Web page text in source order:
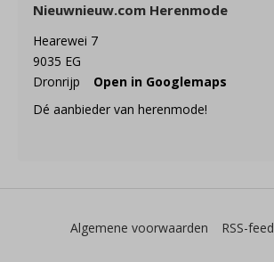
Nieuwnieuw.com Herenmode
Hearewei 7
9035 EG
Dronrijp
Open in Googlemaps
Dé aanbieder van herenmode!
Algemene voorwaarden RSS-feed